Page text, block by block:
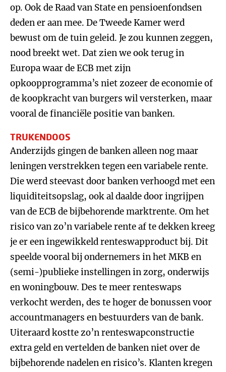
op. Ook de Raad van State en pensioenfondsen
deden er aan mee. De Tweede Kamer werd
bewust om de tuin geleid. Je zou kunnen zeggen,
nood breekt wet. Dat zien we ook terug in
Europa waar de ECB met zijn
opkoopprogramma’s niet zozeer de economie of
de koopkracht van burgers wil versterken, maar
vooral de financiële positie van banken.
TRUKENDOOS
Anderzijds gingen de banken alleen nog maar
leningen verstrekken tegen een variabele rente.
Die werd steevast door banken verhoogd met een
liquiditeitsopslag, ook al daalde door ingrijpen
van de ECB de bijbehorende marktrente. Om het
risico van zo’n variabele rente af te dekken kreeg
je er een ingewikkeld renteswapproduct bij. Dit
speelde vooral bij ondernemers in het MKB en
(semi-)publieke instellingen in zorg, onderwijs
en woningbouw. Des te meer renteswaps
verkocht werden, des te hoger de bonussen voor
accountmanagers en bestuurders van de bank.
Uiteraard kostte zo’n renteswapconstructie
extra geld en vertelden de banken niet over de
bijbehorende nadelen en risico’s. Klanten kregen